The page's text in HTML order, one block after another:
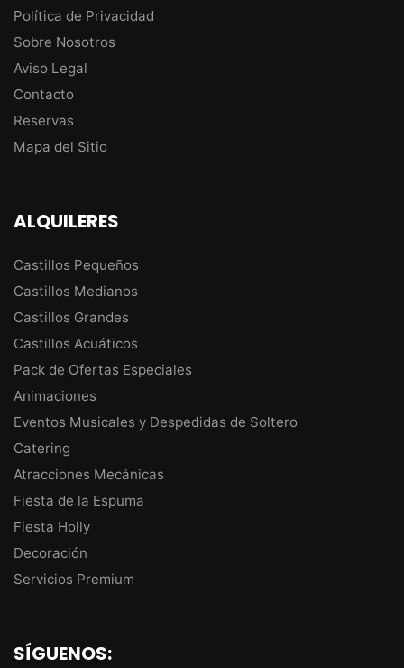
Política de Privacidad
Sobre Nosotros
Aviso Legal
Contacto
Reservas
Mapa del Sitio
ALQUILERES
Castillos Pequeños
Castillos Medianos
Castillos Grandes
Castillos Acuáticos
Pack de Ofertas Especiales
Animaciones
Eventos Musicales y Despedidas de Soltero
Catering
Atracciones Mecánicas
Fiesta de la Espuma
Fiesta Holly
Decoración
Servicios Premium
SÍGUENOS: